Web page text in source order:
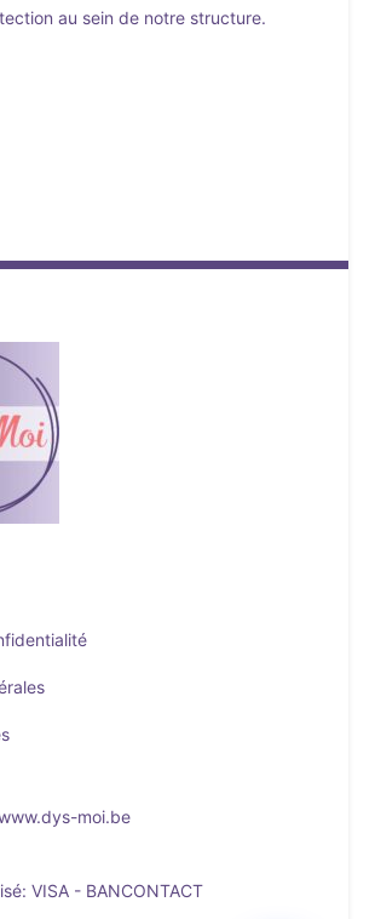
au sein de notre structure.
moi.be
VISA - BANCONTACT